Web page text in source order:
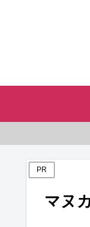
PR
マヌ